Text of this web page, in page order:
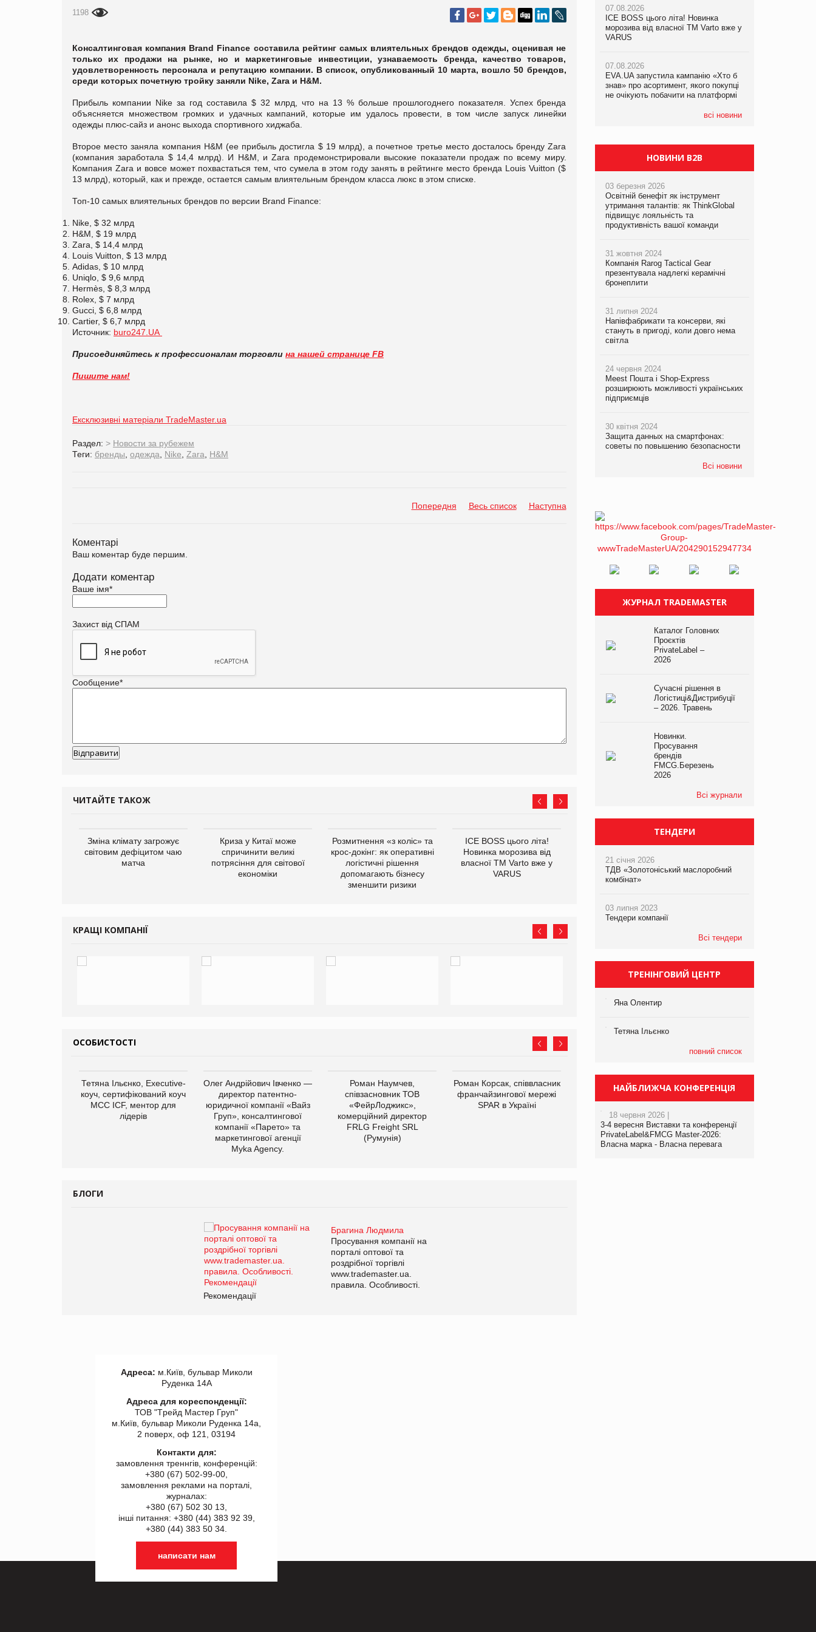
1198
Консалтинговая компания Brand Finance составила рейтинг самых влиятельных брендов одежды, оценивая не
только их продажи на рынке, но и маркетинговые инвестиции, узнаваемость бренда, качество товаров,
удовлетворенность персонала и репутацию компании. В список, опубликованный 10 марта, вошло 50 брендов,
среди которых почетную тройку заняли Nike, Zara и H&M.
Прибыль компании Nike за год составила $ 32 млрд, что на 13 % больше прошлогоднего показателя. Успех бренда
объясняется множеством громких и удачных кампаний, которые им удалось провести, в том числе запуск линейки
одежды плюс-сайз и анонс выхода спортивного хиджаба.
Второе место заняла компания H&M (ее прибыль достигла $ 19 млрд), а почетное третье место досталось бренду Zara
(компания заработала $ 14,4 млрд). И H&M, и Zara продемонстрировали высокие показатели продаж по всему миру.
Компания Zara и вовсе может похвастаться тем, что сумела в этом году занять в рейтинге место бренда Louis Vuitton ($
13 млрд), который, как и прежде, остается самым влиятельным брендом класса люкс в этом списке.
Топ-10 самых влиятельных брендов по версии Brand Finance:
Nike, $ 32 млрд
H&M, $ 19 млрд
Zara, $ 14,4 млрд
Louis Vuitton, $ 13 млрд
Adidas, $ 10 млрд
Uniqlo, $ 9,6 млрд
Hermès, $ 8,3 млрд
Rolex, $ 7 млрд
Gucci, $ 6,8 млрд
Cartier, $ 6,7 млрд
Источник: buro247.UA
Присоединяйтесь к профессионалам торговли на нашей странице FB
Пишите нам!
Ексклюзивні матеріали TradeMaster.ua
Раздел: > Новости за рубежем
Теги: бренды одежда Nike Zara H&M
Попередня Весь список Наступна
Коментарі
Ваш коментар буде першим.
Додати коментар
Ваше імя*
Захист від СПАМ
Сообщение*
ЧИТАЙТЕ ТАКОЖ
Зміна клімату загрожує
світовим дефіцитом чаю
матча
Криза у Китаї може
спричинити великі
потрясіння для світової
економіки
Розмитнення «з коліс» та
крос-докінг: як оперативні
логістичні рішення
допомагають бізнесу
зменшити ризики
ICE BOSS цього літа!
Новинка морозива від
власної ТМ Varto вже у
VARUS
асортимент, якого покупці
не очікують побачити на
платформі
КРАЩІ КОМПАНІЇ
ОСОБИСТОСТІ
Тетяна Ільєнко, Executive-
коуч, сертифікований коуч
МСС ICF, ментор для
лідерів
Олег Андрійович Івченко —
директор патентно-
юридичної компанії «Вайз
Груп», консалтингової
компанії «Парето» та
маркетингової агенції
Myka Agency.
Роман Наумчев,
співзасновник ТОВ
«ФейрЛоджикс»,
комерційний директор
FRLG Freight SRL
(Румунія)
Роман Корсак, співвласник
франчайзингової мережі
SPAR в Україні
Олексій Логачов-Михайлов
Файно маркет Директор
виробництва
Яна Сараніна, директор
компанії «УкраМарин»
БЛОГИ
Брагина Людмила
Просування компанії на
порталі оптової та
роздрібної торгівлі
www.trademaster.ua.
правила. Особливості.
Рекомендації
07.08.2026
ICE BOSS цього літа! Новинка
морозива від власної ТМ Varto вже у
VARUS
07.08.2026
EVA.UA запустила кампанію «Хто б
знав» про асортимент, якого покупці
не очікують побачити на платформі
всі новини
07.08.2026
Франція заборонила рекламні дзвінки
07.08.2026
Франція заборонила рекламні дзвінки
НОВИНИ B2B
03 березня 2026
Освітній бенефіт як інструмент
утримання талантів: як ThinkGlobal
підвищує лояльність та
продуктивність вашої команди
31 жовтня 2024
Компанія Rarog Tactical Gear
презентувала надлегкі керамічні
бронеплити
31 липня 2024
Напівфабрикати та консерви, які
стануть в пригоді, коли довго нема
світла
24 червня 2024
Meest Пошта і Shop-Express
розширюють можливості українських
підприємців
30 квітня 2024
Защита данных на смартфонах:
советы по повышению безопасности
Всі новини
ЖУРНАЛ TRADEMASTER
Каталог Головних
Проєктів
PrivateLabel –
2026
Сучасні рішення в
Логістиці&Дистрибуції
– 2026. Травень
Новинки.
Просування
брендів
FMCG.Березень
2026
Всі журнали
ТЕНДЕРИ
21 січня 2026
ТДВ «Золотоніський маслоробний
комбінат»
03 липня 2023
Тендери компанії
Всі тендери
ТРЕНІНГОВИЙ ЦЕНТР
Яна Олентир
Тетяна Ільєнко
повний список
НАЙБЛИЖЧА КОНФЕРЕНЦІЯ
18 червня 2026 |
3-4 вересня Виставки та конференції
PrivateLabel&FMCG Master-2026:
Власна марка - Власна перевага
Адреса: м.Київ, бульвар Миколи
Руденка 14А
Адреса для кореспонденції:
ТОВ "Tрейд Мастер Груп"
м.Київ, бульвар Миколи Руденка 14а,
2 поверх, оф 121, 03194
Контакти для:
замовлення треннгів, конференцій:
+380 (67) 502-99-00,
замовлення реклами на порталі,
журналах:
+380 (67) 502 30 13,
інші питання: +380 (44) 383 92 39,
+380 (44) 383 50 34.
написати нам